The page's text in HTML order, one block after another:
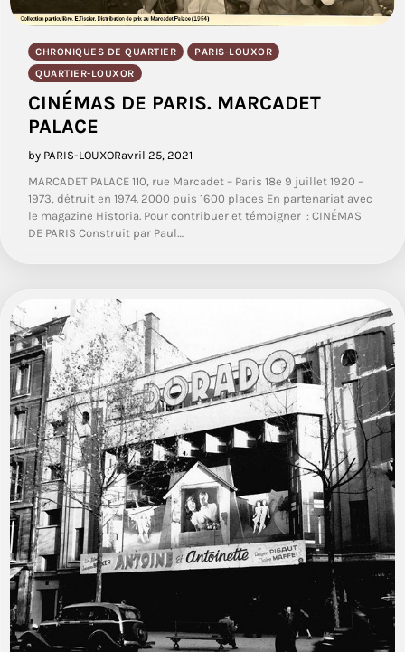
CHRONIQUES DE QUARTIER
PARIS-LOUXOR
QUARTIER-LOUXOR
CINÉMAS DE PARIS. MARCADET
PALACE
by PARIS-LOUXORavril 25, 2021
MARCADET PALACE 110, rue Marcadet – Paris 18e 9 juillet 1920 –
1973, détruit en 1974. 2000 puis 1600 places En partenariat avec
le magazine Historia. Pour contribuer et témoigner : CINÉMAS
DE PARIS Construit par Paul…